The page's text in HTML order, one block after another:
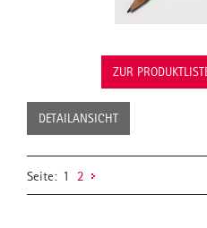
ZUR
DETAILANSICHT
Seite: 1 2